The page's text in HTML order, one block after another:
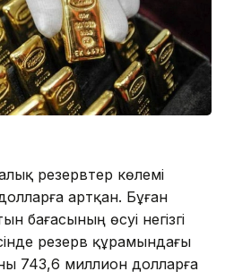
резервтер көлемі
артқан. Бұған
бағасының өсуі негізгі
резерв құрамындағы
743,6 миллион долларға